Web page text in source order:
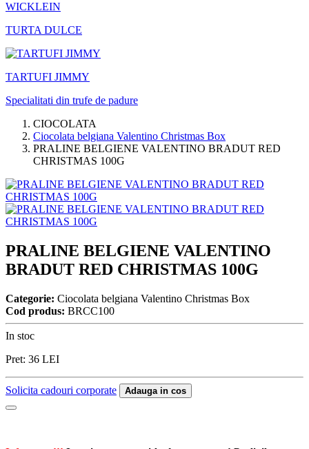
WICKLEIN
TURTA DULCE
TARTUFI JIMMY
Specialitati din trufe de padure
CIOCOLATA
Ciocolata belgiana Valentino Christmas Box
PRALINE BELGIENE VALENTINO BRADUT RED
CHRISTMAS 100G
PRALINE BELGIENE VALENTINO
BRADUT RED CHRISTMAS 100G
Categorie: Ciocolata belgiana Valentino Christmas Box
Cod produs: BRCC100
In stoc
Pret: 36 LEI
Solicita cadouri corporate Adauga in cos